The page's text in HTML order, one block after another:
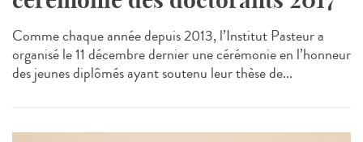
Comme chaque année depuis 2013, l’Institut Pasteur a
organisé le 11 décembre dernier une cérémonie en l’honneur
des jeunes diplômés ayant soutenu leur thèse de...